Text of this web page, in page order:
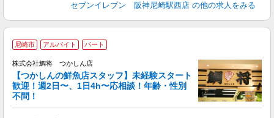
セブンイレブン 阪神尼崎駅西店 の他の求人をみる
尼崎市 アルバイト パート
株式会社鯛将 つかしん店
【つかしんの鮮魚店スタッフ】未経験スタート
歓迎！週2日〜、1日4h〜応相談！年齢・性別
不問！